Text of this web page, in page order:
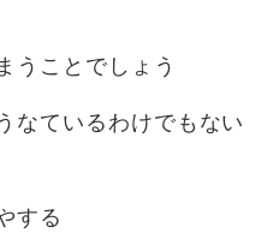
うことでしょう
なているわけでもない
する